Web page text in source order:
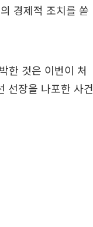
경제적 조치를 쏟
한 것은 이번이 처
선장을 나포한 사건